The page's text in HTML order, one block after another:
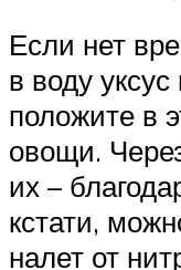
Если нет
в воду
положите в
овощи.
их –
кстати,
налет от